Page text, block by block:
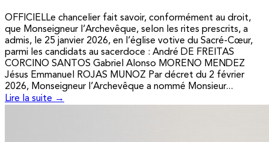
OFFICIELLe chancelier fait savoir, conformément au droit,
que Monseigneur l’Archevêque, selon les rites prescrits, a
admis, le 25 janvier 2026, en l’église votive du Sacré-Cœur,
parmi les candidats au sacerdoce : André DE FREITAS
CORCINO SANTOS Gabriel Alonso MORENO MENDEZ
Jésus Emmanuel ROJAS MUNOZ Par décret du 2 février
2026, Monseigneur l’Archevêque a nommé Monsieur...
Lire la suite →